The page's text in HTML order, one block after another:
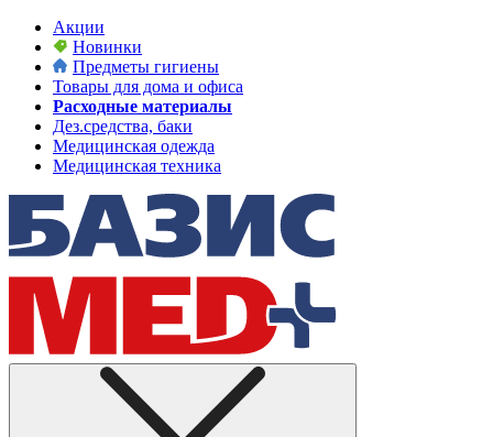
Акции
Новинки
Предметы гигиены
Товары для дома и офиса
Расходные материалы
Дез.средства, баки
Медицинская одежда
Медицинская техника